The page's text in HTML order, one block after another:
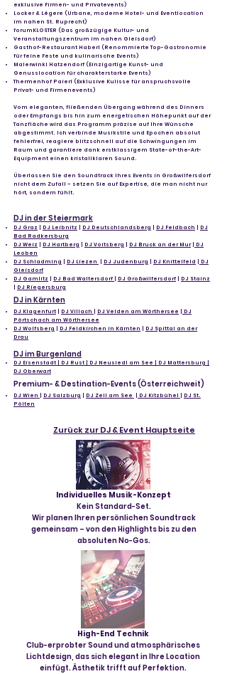
exklusive Firmen- und Privatevents)
Locker & Légere (Urbane, moderne Hotel- und Eventlocation
im nahen St. Ruprecht)
forumKLOSTER (Das großzügige Kultur- und
Veranstaltungszentrum im nahen Gleisdorf)
Gasthof-Restaurant Haberl (Renommierte Top-Gastronomie
für feine Feste und kulinarische Events)
Malerwinkl Hatzendorf (Einzigartige Kunst- und
Genusslocation für charakterstarke Events)
Thermenhof Paierl (Exklusive Kulisse für anspruchsvolle
Privat- und Firmenevents)
Vom eleganten, fließenden Übergang während des Dinners
oder Empfangs bis hin zum energetischen Höhepunkt auf der
Tanzfläche wird das Programm präzise auf Ihre Wünsche
abgestimmt. Ich verbinde Musikstile und Epochen absolut
fehlerfrei, reagiere blitzschnell auf die Schwingungen im
Raum und garantiere dank erstklassigem State-of-the-Art-
Equipment einen kristallklaren Sound.
Überlassen Sie den Soundtrack Ihres Events in Großwilfersdorf
nicht dem Zufall – setzen Sie auf Expertise, die man nicht nur
hört, sondern fühlt.
DJ in der Steiermark
DJ Graz DJ Leibnitz DJ Deutschlandsberg DJ Feldbach
DJ
Bad Radkersburg
DJ Weiz
DJ Hartberg DJ Voitsberg DJ Bruck an der Mur|
DJ
Leoben
DJ Schladming
DJ Liezen DJ Judenburg DJ Knittelfeld
DJ
Gleisdorf
DJ Gamlitz
DJ Bad Waltersdorf DJ Großwilfersdorf
DJ Stainz
DJ Riegersburg
DJ in Kärnten
DJ Klagenfurt DJ Villach DJ Velden am Wörthersee
DJ
Pörtschach am Wörthersee
DJ Wolfsberg
DJ Feldkirchen in Kärnten
DJ Spittal an der
Drau
DJ im Burgenland
DJ Eisenstadt | DJ Rust | DJ Neusiedl am See | DJ Mattersburg |
DJ Oberwart
Premium- & Destination-Events (Österreichweit)
DJ Wien DJ Salzburg DJ Zell am See DJ Kitzbühel
DJ St.
Pölten
Zurück zur DJ & Event Hauptseite
Individuelles Musik-Konzept
Kein Standard-Set.
Wir planen Ihren persönlichen Soundtrack
gemeinsam – von den Highlights bis zu den
absoluten No-Gos.
High-End Technik
Club-erprobter Sound und atmosphärisches
Lichtdesign, das sich elegant in Ihre Location
einfügt. Ästhetik trifft auf Perfektion.